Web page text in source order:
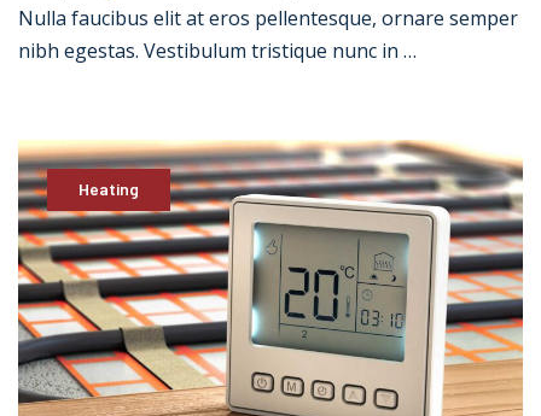
Nulla faucibus elit at eros pellentesque, ornare semper
nibh egestas. Vestibulum tristique nunc in …
Heating